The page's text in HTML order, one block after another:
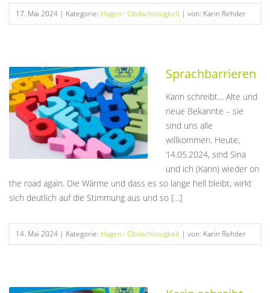
17. Mai 2024 | Kategorie: Hagen · Obdachlosigkeit | von: Karin Rehder
Sprachbarrieren
Karin schreibt… Alte und
neue Bekannte – sie
sind uns alle
willkommen. Heute,
14.05.2024, sind Sina
und ich (Karin) wieder on
the road again. Die Wärme und dass es so lange hell bleibt, wirkt
sich deutlich auf die Stimmung aus und so […]
14. Mai 2024 | Kategorie: Hagen · Obdachlosigkeit | von: Karin Rehder